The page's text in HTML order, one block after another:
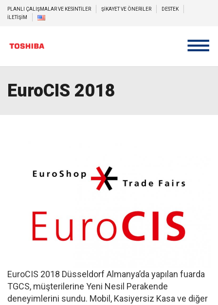
PLANLI ÇALIŞMALAR VE KESİNTİLER ŞİKAYET VE ÖNERİLER
DESTEK
İLETİŞİM
EuroCIS 2018
EuroCIS 2018 Düsseldorf Almanya’da yapılan fuarda
TGCS, müşterilerine Yeni Nesil Perakende
deneyimlerini sundu. Mobil, Kasiyersiz Kasa ve diğer